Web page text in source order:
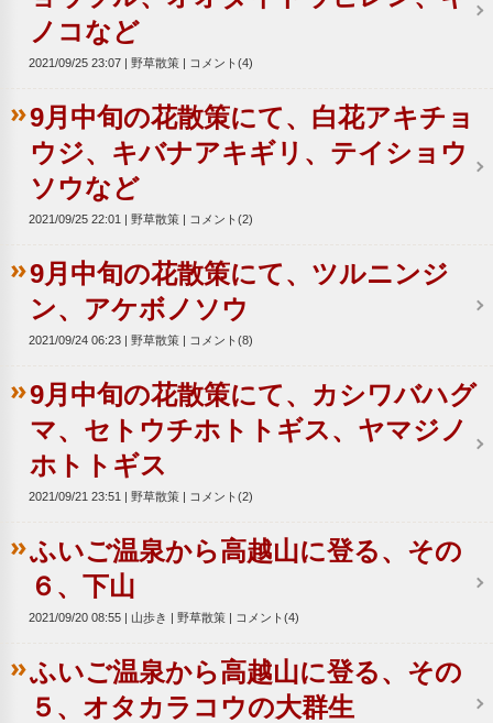
ノコなど
2021/09/25 23:07 野草散策 コメント(4)
9月中旬の花散策にて、白花アキチョ
ウジ、キバナアキギリ、テイショウ
ソウなど
2021/09/25 22:01 野草散策 コメント(2)
9月中旬の花散策にて、ツルニンジ
ン、アケボノソウ
2021/09/24 06:23 野草散策 コメント(8)
9月中旬の花散策にて、カシワバハグ
マ、セトウチホトトギス、ヤマジノ
ホトトギス
2021/09/21 23:51 野草散策 コメント(2)
ふいご温泉から高越山に登る、その
６、下山
2021/09/20 08:55 山歩き 野草散策 コメント(4)
ふいご温泉から高越山に登る、その
５、オタカラコウの大群生